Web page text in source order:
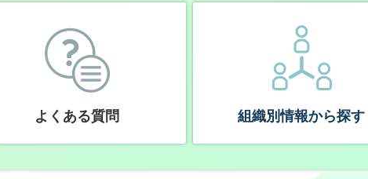
よくある質問 組織別情報から探す